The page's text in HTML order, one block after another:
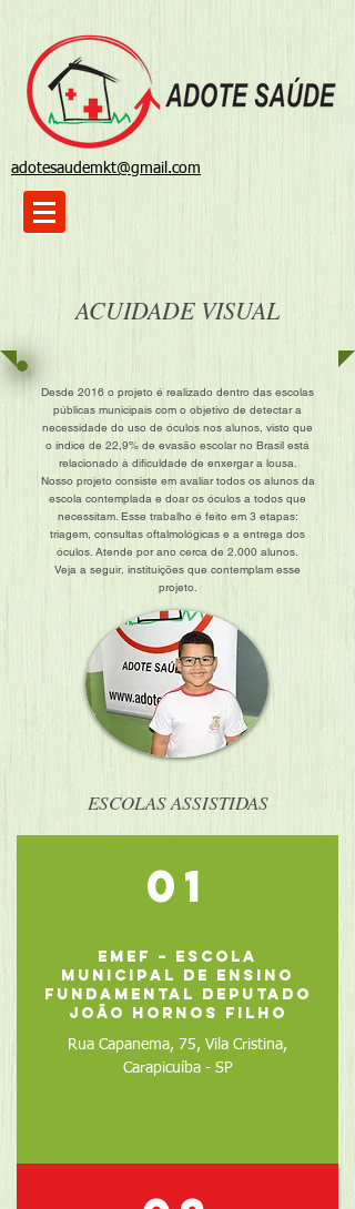
adotesaudemkt@gmail.com
Desde 2016 o projeto é realizado dentro das escolas
públicas municipais com o objetivo de detectar a
necessidade do uso de óculos nos alunos, visto que
o índice de 22,9% de evasão escolar no Brasil está
relacionado à dificuldade de enxergar a lousa.
Nosso projeto consiste em avaliar todos os alunos da
escola contemplada e doar os óculos a todos que
necessitam. Esse trabalho é feito em 3 etapas:
triagem, consultas oftalmológicas e a entrega dos
óculos. Atende por ano cerca de 2.000 alunos.
Veja a seguir, instituições que contemplam esse
projeto.
ESCOLAS ASSISTIDAS
01
EMEF – Escola
Municipal de Ensino
Fundamental Deputado
João Hornos Filho
Rua Capanema, 75, Vila Cristina,
Carapicuíba - SP
ACUIDADE VISUAL